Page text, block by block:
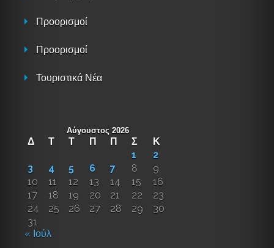
Προορισμοί
Προορισμοί
Τουριστικά Νέα
Αύγουστος 2026
Δ Τ Τ Π Π Σ
Κ
1
2
3
4 5 6 7 8
9
10
11 12 13 14 15
16
17
18 19 20 21 22
23
24
25 26 27 28 29
30
31
« Ιούλ